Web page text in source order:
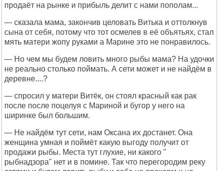
продаёт на рынке и прибыль делит с нами пополам...
— сказала мама, закончив целовать Витька и оттолкнув
сына от себя, потому что тот осмелев в её объятьях, стал
мять матери жопу руками а Марине это не понравилось.
— Но чем мы будем ловить много рыбы мама? На удочки
не реально столько поймать. А сети может и не найдём в
деревне....?
— спросил у матери Витёк, он стоял красный как рак
после после поцелуя с Мариной и бугор у него на
ширинке был большим.
— Не найдём тут сети, нам Оксана их достанет. Она
женщина умная и поймёт какую выгоду получит от
продажи рыбы. Места тут глухие, ни какого "
рыбнадзора" нет и в помине. Так что перегородим реку